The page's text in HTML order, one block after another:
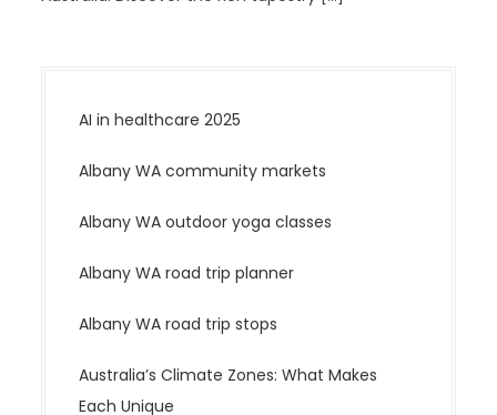
AI in healthcare 2025
Albany WA community markets
Albany WA outdoor yoga classes
Albany WA road trip planner
Albany WA road trip stops
Australia’s Climate Zones: What Makes
Each Unique